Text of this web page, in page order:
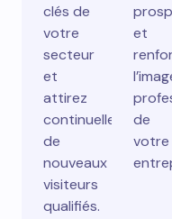
clés de
votre
secteur
et
attirez
continuellement
de
nouveaux
visiteurs
qualifiés.
et
de
votre